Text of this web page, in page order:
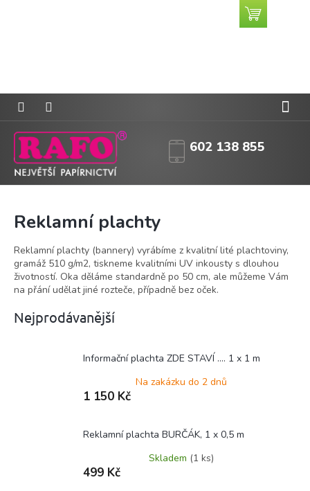
602 138 855
Nákupní
košík
Reklamní plachty
Reklamní plachty (bannery) vyrábíme z kvalitní lité plachtoviny,
gramáž 510 g/m2, tiskneme kvalitními UV inkousty s dlouhou
životností. Oka děláme standardně po 50 cm, ale můžeme Vám
na přání udělat jiné rozteče, případně bez oček.
Nejprodávanější
Informační plachta ZDE STAVÍ .... 1 x 1 m
Na zakázku do 2 dnů
1 150 Kč
Reklamní plachta BURČÁK, 1 x 0,5 m
Skladem (1 ks)
499 Kč